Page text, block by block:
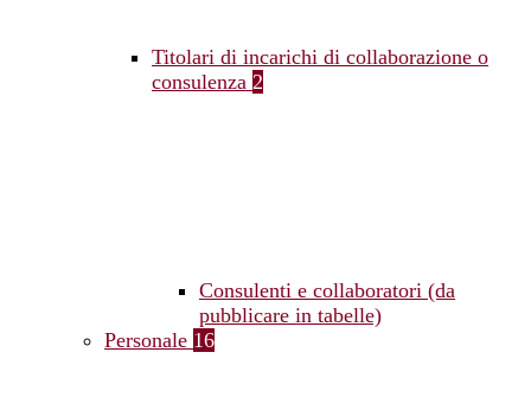
Titolari di incarichi di collaborazione o
consulenza 2
Consulenti e collaboratori (da
pubblicare in tabelle)
Personale 16